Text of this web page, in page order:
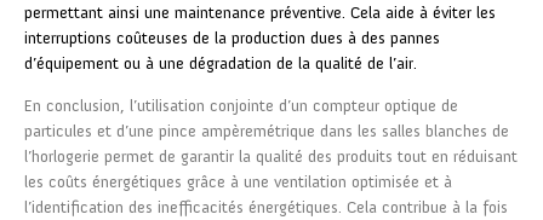
permettant ainsi une maintenance préventive. Cela aide à éviter les
interruptions coûteuses de la production dues à des pannes
d’équipement ou à une dégradation de la qualité de l’air.
En conclusion, l’utilisation conjointe d’un compteur optique de
particules et d’une pince ampèremétrique dans les salles blanches de
l’horlogerie permet de garantir la qualité des produits tout en réduisant
les coûts énergétiques grâce à une ventilation optimisée et à
l’identification des inefficacités énergétiques. Cela contribue à la fois